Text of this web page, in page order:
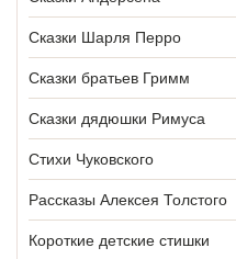
Сказки Шарля Перро
Сказки братьев Гримм
Сказки дядюшки Римуса
Стихи Чуковского
Рассказы Алексея Толстого
Короткие детские стишки